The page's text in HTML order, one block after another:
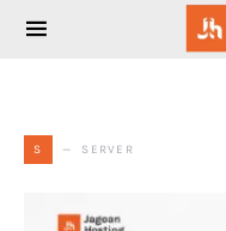
SEARCH FOR:
S SERVER